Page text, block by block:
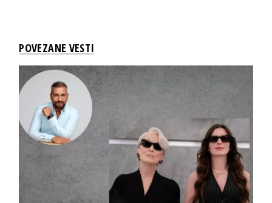
POVEZANE VESTI